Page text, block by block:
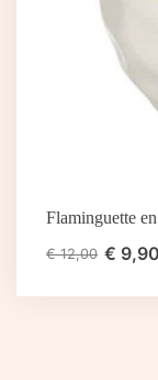
Flaminguette
€12,00 € 9,90